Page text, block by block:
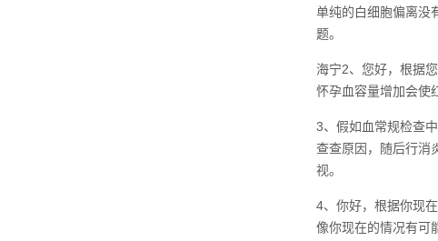
单纯的白细胞偏离没
题。
海宁2、您好，根据
怀孕血容量增加会使
3、假如血常规检查
查查原因，随后行消
视。
4、你好，根据你现
像你现在的情况有可